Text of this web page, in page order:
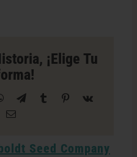
St.
¡elige Tu
WhatsAppTelegrama
Tumblr Pinterest
Vk
Correo
Seed Company